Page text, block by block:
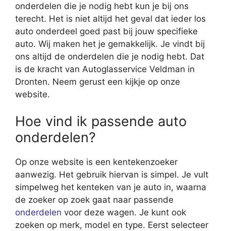
onderdelen die je nodig hebt kun je bij ons
terecht. Het is niet altijd het geval dat ieder los
auto onderdeel goed past bij jouw specifieke
auto. Wij maken het je gemakkelijk. Je vindt bij
ons altijd de onderdelen die je nodig hebt. Dat
is de kracht van Autoglasservice Veldman in
Dronten. Neem gerust een kijkje op onze
website.
Hoe vind ik passende auto
onderdelen?
Op onze website is een kentekenzoeker
aanwezig. Het gebruik hiervan is simpel. Je vult
simpelweg het kenteken van je auto in, waarna
de zoeker op zoek gaat naar passende
onderdelen voor deze wagen. Je kunt ook
zoeken op merk, model en type. Eerst selecteer